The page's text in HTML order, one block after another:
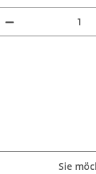
Sie